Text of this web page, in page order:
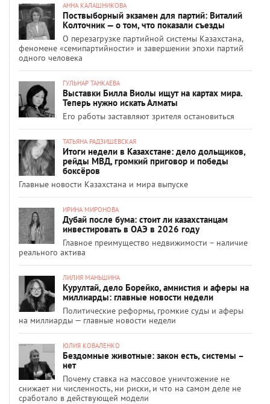
АННА КАЛАШНИКОВА
Поствыборный экзамен для партий: Виталий
Колточник — о том, что показали съезды
О перезагрузке партийной системы Казахстана,
феномене «семипартийности» и завершении эпохи партий
одного человека
ГУЛЬНАР ТАНКАЕВА
Выставки Билла Виолы ищут на картах мира.
Теперь нужно искать Алматы
Его работы заставляют зрителя остановиться
ТАТЬЯНА РАДЗИШЕВСКАЯ
Итоги недели в Казахстане: дело дольщиков,
рейды МВД, громкий приговор и победы
боксёров
Главные новости Казахстана и мира выпуске
ИРИНА МИРОНОВА
Дубай после бума: стоит ли казахстанцам
инвестировать в ОАЭ в 2026 году
Главное преимущество недвижимости – наличие
реального актива
ЛИЛИЯ МАНЬШИНА
Курултай, дело Борейко, амнистия и аферы на
миллиарды: главные новости недели
Политические реформы, громкие суды и аферы
на миллиарды — главные новости недели
ЮЛИЯ КОВАЛЕНКО
Бездомные животные: закон есть, системы –
нет
Почему ставка на массовое уничтожение не
снижает ни численность, ни риски, и что на самом деле не
сработало в действующей модели